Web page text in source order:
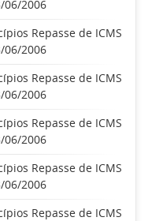
06/2006
Repasse de ICMS
06/2006
Repasse de ICMS
06/2006
Repasse de ICMS
06/2006
Repasse de ICMS
06/2006
Repasse de ICMS